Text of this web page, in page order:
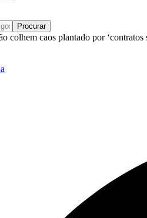
colhem caos plantado por ‘contratos